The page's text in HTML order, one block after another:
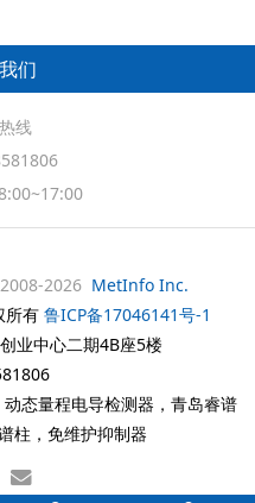
们
线
2026 MetInfo Inc.
所有 鲁ICP备17046141号-1
业中心二期4B座5楼
态量程电导检测器，青岛睿谱
柱，免维护抑制器